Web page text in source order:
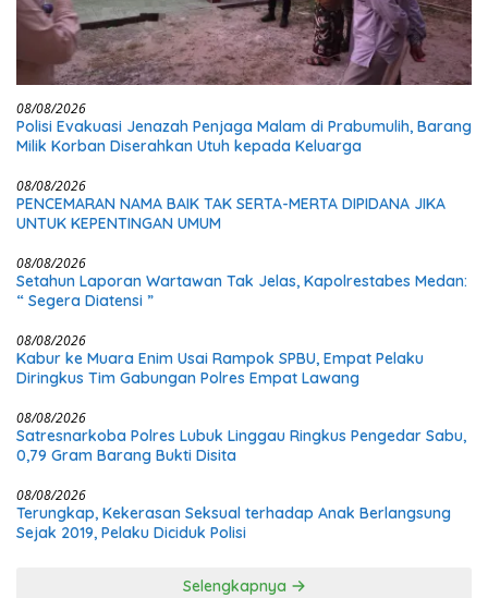
08/08/2026
Polisi Evakuasi Jenazah Penjaga Malam di Prabumulih, Barang
Milik Korban Diserahkan Utuh kepada Keluarga
08/08/2026
PENCEMARAN NAMA BAIK TAK SERTA-MERTA DIPIDANA JIKA
UNTUK KEPENTINGAN UMUM
08/08/2026
Setahun Laporan Wartawan Tak Jelas, Kapolrestabes Medan:
“ Segera Diatensi ”
08/08/2026
Kabur ke Muara Enim Usai Rampok SPBU, Empat Pelaku
Diringkus Tim Gabungan Polres Empat Lawang
08/08/2026
Satresnarkoba Polres Lubuk Linggau Ringkus Pengedar Sabu,
0,79 Gram Barang Bukti Disita
08/08/2026
Terungkap, Kekerasan Seksual terhadap Anak Berlangsung
Sejak 2019, Pelaku Diciduk Polisi
Selengkapnya